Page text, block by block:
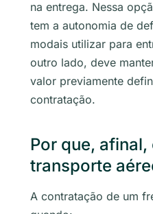
na entrega. Nessa
tem a autonomia de
modais utilizar para
outro lado, deve
valor previamente
contratação.
Por que,
transporte
A contratação de um